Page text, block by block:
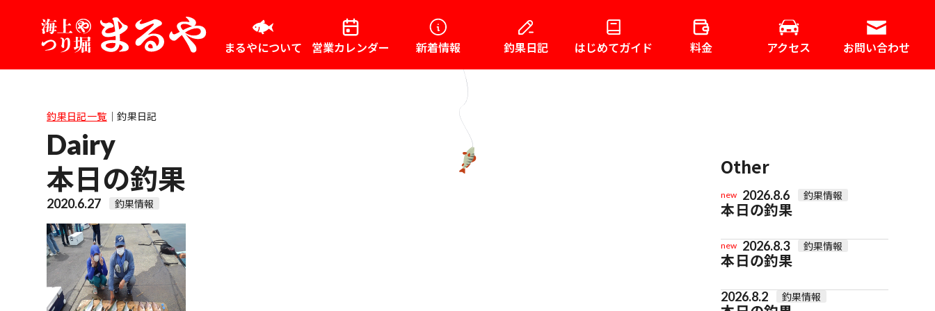
まるやについて 営業カレンダー 新着情報 釣果日記 はじめてガイド 料金 アクセス お問い合わせ
釣果日記一覧 ｜釣果日記
Dairy
本日の釣果
2020.6.27 釣果情報
Other
new 2026.8.6 釣果情報
本日の釣果
new 2026.8.3 釣果情報
本日の釣果
2026.8.2 釣果情報